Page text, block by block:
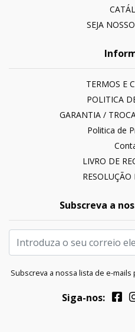
SEJA
TERMOS E
POLITICA
GARANTIA /
Politica de
LIVRO DE
Subscreva a
Subscreva a nossa lista de e-
Siga-nos: